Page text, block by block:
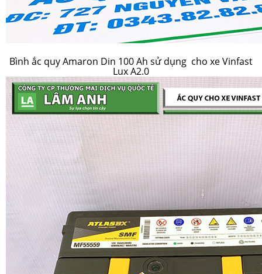
Bình ắc quy Amaron Din 100 Ah sử dụng cho xe Vinfast
Lux A2.0